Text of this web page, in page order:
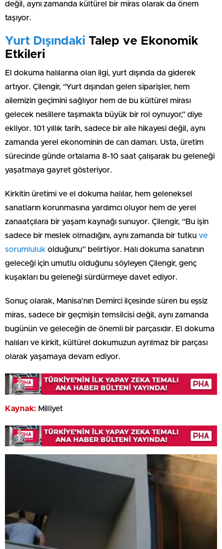
değil, aynı zamanda kültürel bir miras olarak da önem
taşıyor.
Yurt Dışındaki Talep ve Ekonomik
Etkileri
El dokuma halılarına olan ilgi, yurt dışında da giderek
artıyor. Çilengir, “Yurt dışından gelen siparişler, hem
ailemizin geçimini sağlıyor hem de bu kültürel mirası
gelecek nesillere taşımakta büyük bir rol oynuyor,” diye
ekliyor. 101 yıllık tarih, sadece bir aile hikayesi değil, aynı
zamanda yerel ekonominin de can damarı. Usta, üretim
sürecinde günde ortalama 8-10 saat çalışarak bu geleneği
yaşatmaya gayret gösteriyor.
Kirkitin üretimi ve el dokuma halılar, hem geleneksel
sanatların korunmasına yardımcı oluyor hem de yerel
zanaatçılara bir yaşam kaynağı sunuyor. Çilengir, “Bu işin
sadece bir meslek olmadığını, aynı zamanda bir tutku ve
sorumluluk olduğunu” belirtiyor. Halı dokuma sanatının
geleceği için umutlu olduğunu söyleyen Çilengir, genç
kuşakları bu geleneği sürdürmeye davet ediyor.
Sonuç olarak, Manisa’nın Demirci ilçesinde süren bu eşsiz
miras, sadece bir geçmişin temsilcisi değil, aynı zamanda
bugünün ve geleceğin de önemli bir parçasıdır. El dokuma
halıları ve kirkit, kültürel dokumuzun ayrılmaz bir parçası
olarak yaşamaya devam ediyor.
Kaynak: Milliyet